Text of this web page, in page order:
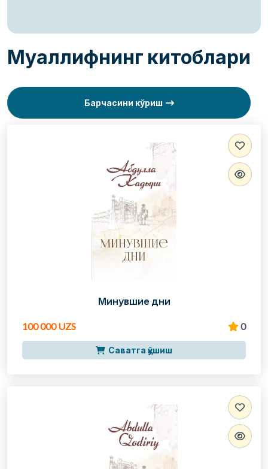
Муаллифнинг китоблари
Барчасини кўриш
Минувшие дни
100 000 UZS 0
Саватга қўшиш